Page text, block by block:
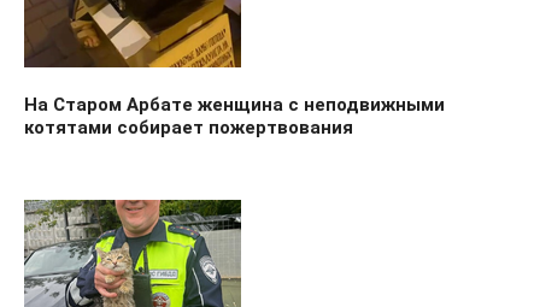
На Старом Арбате женщина с неподвижными
котятами собирает пожертвования